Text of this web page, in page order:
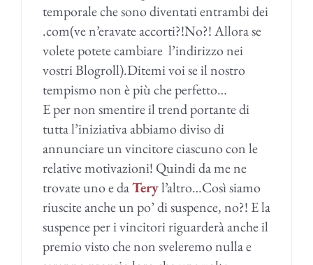
temporale che sono diventati entrambi dei
.com(ve n’eravate accorti?!No?! Allora se
volete potete cambiare l’indirizzo nei
vostri Blogroll).Ditemi voi se il nostro
tempismo non è più che perfetto…
E per non smentire il trend portante di
tutta l’iniziativa abbiamo diviso di
annunciare un vincitore ciascuno con le
relative motivazioni! Quindi da me ne
trovate uno e daTeryl’altro…Così siamo
riuscite anche un po’ di suspence, no?! E la
suspence per i vincitori riguarderà anche il
premio visto che non sveleremo nulla e